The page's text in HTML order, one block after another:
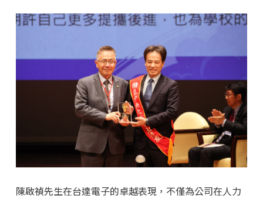
陳啟禎先生在台達電子的卓越表現，不僅為公司在人力